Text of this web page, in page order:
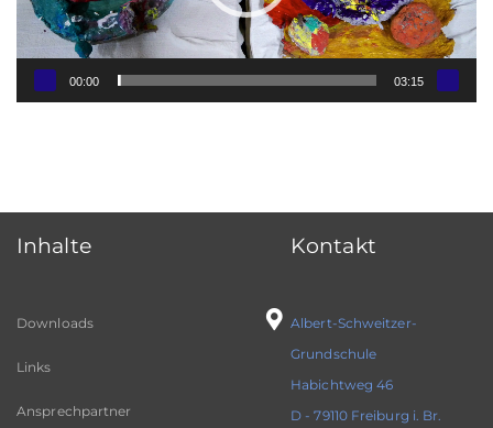
00:00 03:15
Inhalte
Downloads
Links
Ansprechpartner
Kontakt
Albert-Schweitzer-
Grundschule
Habichtweg 46
D - 79110 Freiburg i. Br.